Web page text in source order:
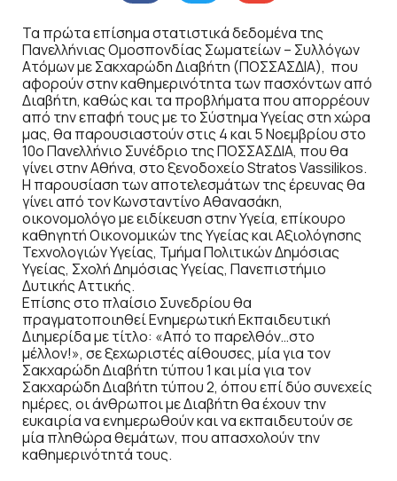
Τα πρώτα επίσημα στατιστικά δεδομένα της
Πανελλήνιας Ομοσπονδίας Σωματείων – Συλλόγων
Ατόμων με Σακχαρώδη Διαβήτη (ΠΟΣΣΑΣΔΙΑ), που
αφορούν στην καθημερινότητα των πασχόντων από
Διαβήτη, καθώς και τα προβλήματα που απορρέουν
από την επαφή τους με το Σύστημα Υγείας στη χώρα
μας, θα παρουσιαστούν στις 4 και 5 Νοεμβρίου στο
10ο Πανελλήνιο Συνέδριο της ΠΟΣΣΑΣΔΙΑ, που θα
γίνει στην Αθήνα, στο ξενοδοχείο Stratos Vassilikos.
Η παρουσίαση των αποτελεσμάτων της έρευνας θα
γίνει από τον Κωνσταντίνο Αθανασάκη,
οικονομολόγο με ειδίκευση στην Υγεία, επίκουρο
καθηγητή Οικονομικών της Υγείας και Αξιολόγησης
Τεχνολογιών Υγείας, Τμήμα Πολιτικών Δημόσιας
Υγείας, Σχολή Δημόσιας Υγείας, Πανεπιστήμιο
Δυτικής Αττικής.
Επίσης στο πλαίσιο Συνεδρίου θα
πραγματοποιηθεί Ενημερωτική Εκπαιδευτική
Διημερίδα με τίτλο: «Από το παρελθόν…στο
μέλλον!», σε ξεχωριστές αίθουσες, μία για τον
Σακχαρώδη Διαβήτη τύπου 1 και μία για τον
Σακχαρώδη Διαβήτη τύπου 2, όπου επί δύο συνεχείς
ημέρες, οι άνθρωποι με Διαβήτη θα έχουν την
ευκαιρία να ενημερωθούν και να εκπαιδευτούν σε
μία πληθώρα θεμάτων, που απασχολούν την
καθημερινότητά τους.